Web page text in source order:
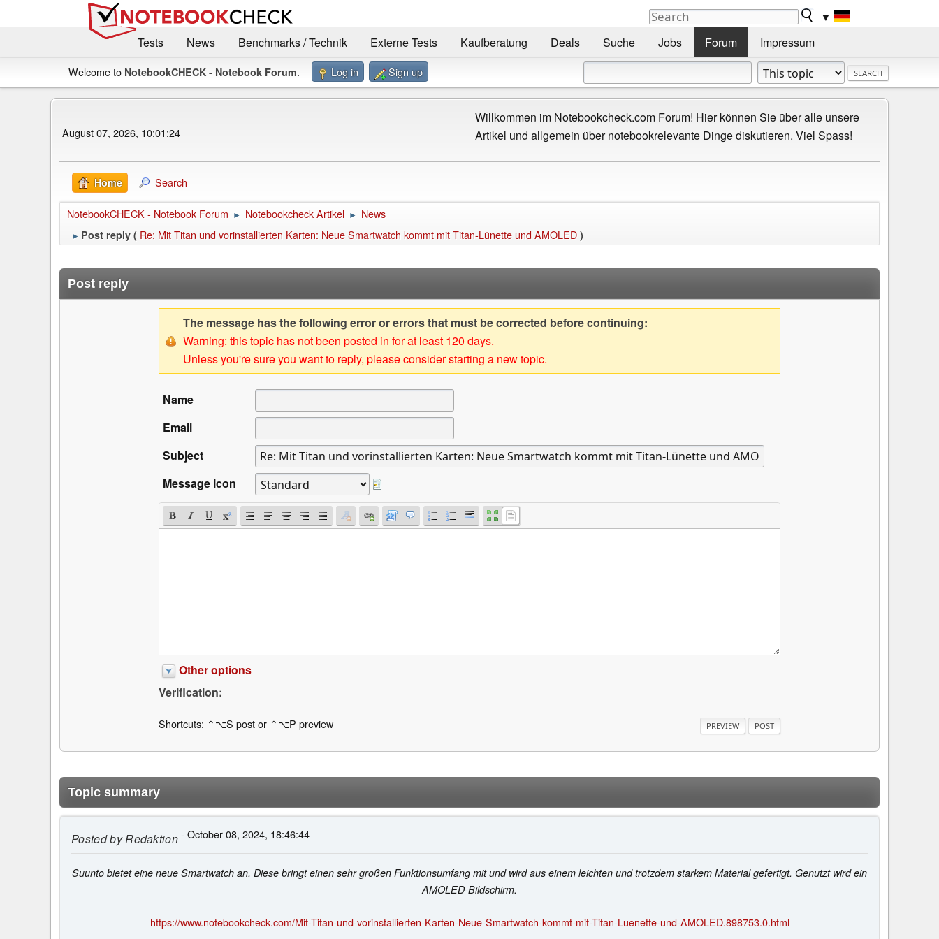
▼
Tests
News Benchmarks / Technik Externe Tests Kaufberatung Deals Suche Jobs Forum Impressum
Welcome to NotebookCHECK - Notebook Forum. Log in Sign up
August 07, 2026, 10:01:24
Willkommen im Notebookcheck.com Forum! Hier können Sie über alle unsere
Artikel und allgemein über notebookrelevante Dinge diskutieren. Viel Spass!
Home Search
NotebookCHECK - Notebook Forum ► Notebookcheck Artikel ► News
► Post reply ( Re: Mit Titan und vorinstallierten Karten: Neue Smartwatch kommt mit Titan-Lünette und AMOLED )
Post reply
The message has the following error or errors that must be corrected before continuing:
Warning: this topic has not been posted in for at least 120 days.
Unless you're sure you want to reply, please consider starting a new topic.
Name
Email
Subject
Message icon
Other options
Verification:
Shortcuts: ⌃⌥S post or ⌃⌥P preview
Topic summary
Posted byRedaktion- October 08, 2024, 18:46:44
Suunto bietet eine neue Smartwatch an. Diese bringt einen sehr großen Funktionsumfang mit und wird aus einem leichten und trotzdem starkem Material gefertigt. Genutzt wird ein
AMOLED-Bildschirm.
https://www.notebookcheck.com/Mit-Titan-und-vorinstallierten-Karten-Neue-Smartwatch-kommt-mit-Titan-Luenette-und-AMOLED.898753.0.html